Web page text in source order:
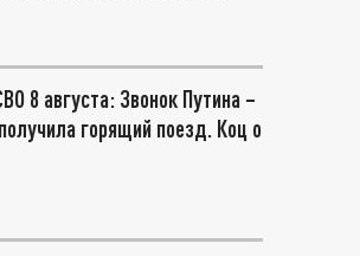
8 августа: Звонок Путина –
горящий поезд. Коц о